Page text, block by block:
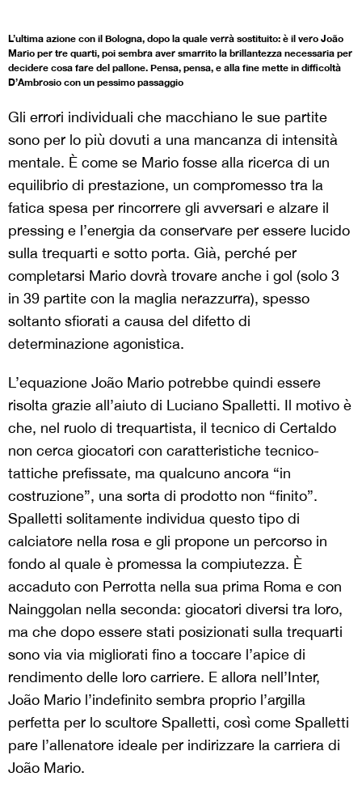
L’ultima azione con il Bologna, dopo la quale verrà sostituito: è il vero João
Mario per tre quarti, poi sembra aver smarrito la brillantezza necessaria per
decidere cosa fare del pallone. Pensa, pensa, e alla fine mette in difficoltà
D’Ambrosio con un pessimo passaggio
Gli errori individuali che macchiano le sue partite
sono per lo più dovuti a una mancanza di intensità
mentale. È come se Mario fosse alla ricerca di un
equilibrio di prestazione, un compromesso tra la
fatica spesa per rincorrere gli avversari e alzare il
pressing e l’energia da conservare per essere lucido
sulla trequarti e sotto porta. Già, perché per
completarsi Mario dovrà trovare anche i gol (solo 3
in 39 partite con la maglia nerazzurra), spesso
soltanto sfiorati a causa del difetto di
determinazione agonistica.
L’equazione João Mario potrebbe quindi essere
risolta grazie all’aiuto di Luciano Spalletti. Il motivo è
che, nel ruolo di trequartista, il tecnico di Certaldo
non cerca giocatori con caratteristiche tecnico-
tattiche prefissate, ma qualcuno ancora “in
costruzione”, una sorta di prodotto non “finito”.
Spalletti solitamente individua questo tipo di
calciatore nella rosa e gli propone un percorso in
fondo al quale è promessa la compiutezza. È
accaduto con Perrotta nella sua prima Roma e con
Nainggolan nella seconda: giocatori diversi tra loro,
ma che dopo essere stati posizionati sulla trequarti
sono via via migliorati fino a toccare l’apice di
rendimento delle loro carriere. E allora nell’Inter,
João Mario l’indefinito sembra proprio l’argilla
perfetta per lo scultore Spalletti, così come Spalletti
pare l’allenatore ideale per indirizzare la carriera di
João Mario.